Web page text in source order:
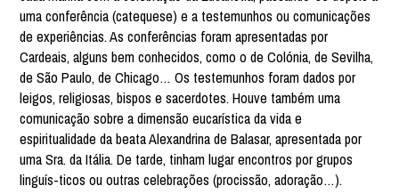
uma conferência (catequese) e a testemunhos ou comunicações
de experiências. As conferências foram apresentadas por
Cardeais, alguns bem conhecidos, como o de Colónia, de Sevilha,
de São Paulo, de Chicago… Os testemunhos foram dados por
leigos, religiosas, bispos e sacerdotes. Houve também uma
comunicação sobre a dimensão eucarística da vida e
espiritualidade da beata Alexandrina de Balasar, apresentada por
uma Sra. da Itália. De tarde, tinham lugar encontros por grupos
linguís-ticos ou outras celebrações (procissão, adoração…).